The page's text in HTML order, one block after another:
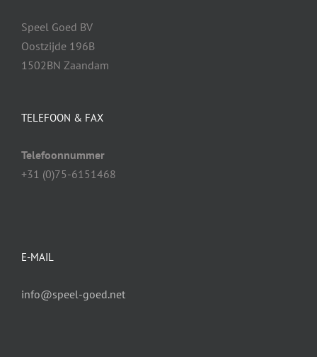
Speel Goed BV
Oostzijde 196B
1502BN Zaandam
TELEFOON & FAX
Telefoonnummer
+31 (0)75-6151468
E-MAIL
info@speel-goed.net